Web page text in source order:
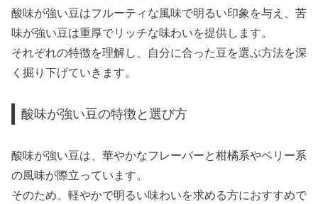
酸味が強い豆はフルーティな風味で明るい印象を与え、苦
味が強い豆は重厚でリッチな味わいを提供します。
それぞれの特徴を理解し、自分に合った豆を選ぶ方法を深
く掘り下げていきます。
酸味が強い豆の特徴と選び方
酸味が強い豆は、華やかなフレーバーと柑橘系やベリー系
の風味が際立っています。
そのため、軽やかで明るい味わいを求める方におすすめで